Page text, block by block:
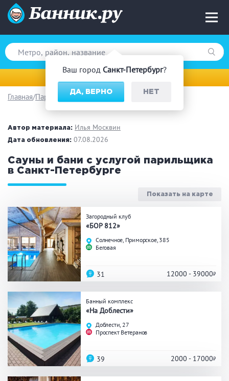
Ваш город Санкт-Петербург?
ДА, ВЕРНО НЕТ
Вид парной
Русская баня
Финская сауна
На дровах
Загородный отдых
Праздник/Корпоратив
Вместимость
до 10 человек
от 20 человек
Банные услуги
Главная Парильщик/ банщик
Автор материала: Илья Москвин
Дата обновления: 07.08.2026
Сауны и бани с услугой парильщика
в Санкт-Петербурге
Показать на карте
Загородный клуб
«БОР 812»
Солнечное, Приморское, 385
Беговая
12000 - 39000
31
Банный комплекс
«На Доблести»
Доблести, 27
Проспект Ветеранов
2000 - 17000
39